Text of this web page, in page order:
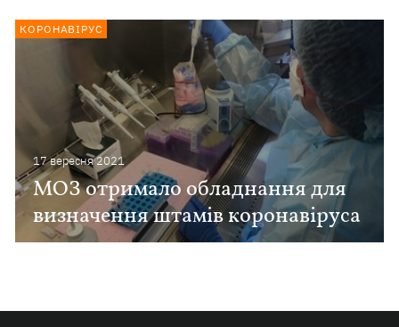
17 вересня 2021
МОЗ отримало обладнання для
визначення штамів коронавіруса
КОРОНАВІРУС